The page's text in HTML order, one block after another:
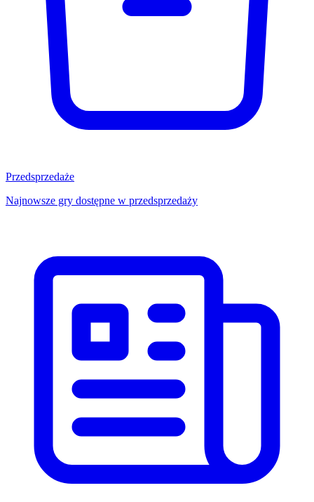
Przedsprzedaże
Najnowsze gry dostępne w przedsprzedaży